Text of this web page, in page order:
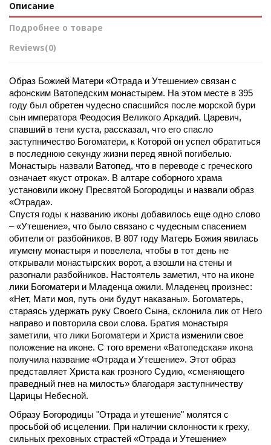
Описание
Подробнее о товаре
Reviews(0)
Образ Божией Матери «Отрада и Утешение» связан с
афонским Ватопедским монастырем. На этом месте в 395
году был обретен чудесно спасшийся после морской бури
сын императора Феодосия Великого Аркадий. Царевич,
спавший в тени куста, рассказал, что его спасло
заступничество Богоматери, к Которой он успел обратиться
в последнюю секунду жизни перед явной погибелью.
Монастырь назвали Ватопед, что в переводе с греческого
означает «куст отрока». В алтаре соборного храма
установили икону Пресвятой Богородицы и назвали образ
«Отрада».
Спустя годы к названию иконы добавилось еще одно слово
– «Утешение», что было связано с чудесным спасением
обители от разбойников. В 807 году Матерь Божия явилась
игумену монастыря и повелела, чтобы в тот день не
открывали монастырских ворот, а взошли на стены и
разогнали разбойников. Настоятель заметил, что на иконе
лики Богоматери и Младенца ожили. Младенец произнес:
«Нет, Мати моя, путь они будут наказаны». Богоматерь,
стараясь удержать руку Своего Сына, склонила лик от Него
направо и повторила свои слова. Братия монастыря
заметили, что лики Богоматери и Христа изменили свое
положение на иконе. С того времени «Ватопедская» икона
получила название «Отрада и Утешение». Этот образ
представляет Христа как грозного Судию, «сменяющего
праведный гнев на милость» благодаря заступничеству
Царицы Небесной.
Образу Богородицы "Отрада и утешение" молятся с
просьбой об исцелении. При наличии склонности к греху,
сильных греховных страстей «Отрада и Утешение»